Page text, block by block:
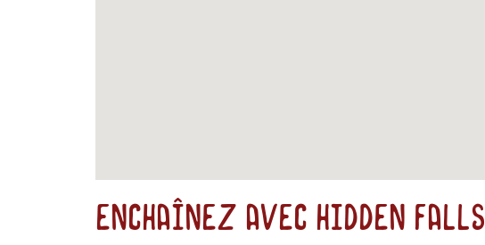
Enchaînez avec Hidden Falls